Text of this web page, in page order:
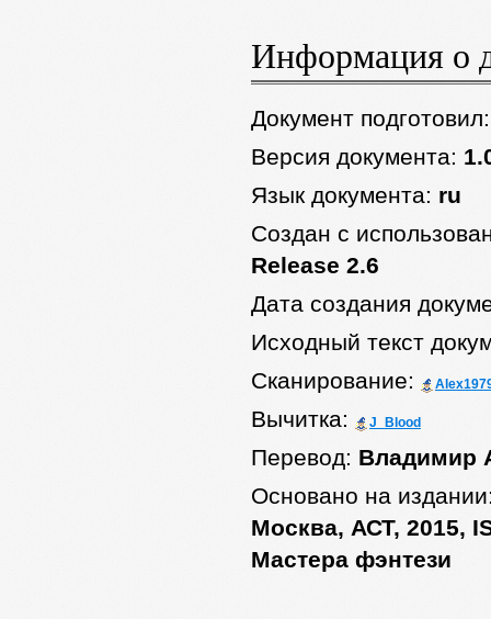
Информация о
Документ
Версия документа:
Язык документа: ru
Создан с
Release 2.6
Дата создания
Исходный текст
Сканирование:
Вычитка: J_Blood
Перевод: Владимир
Основано на
Москва, АСТ, 2015,
Мастера фэнтези